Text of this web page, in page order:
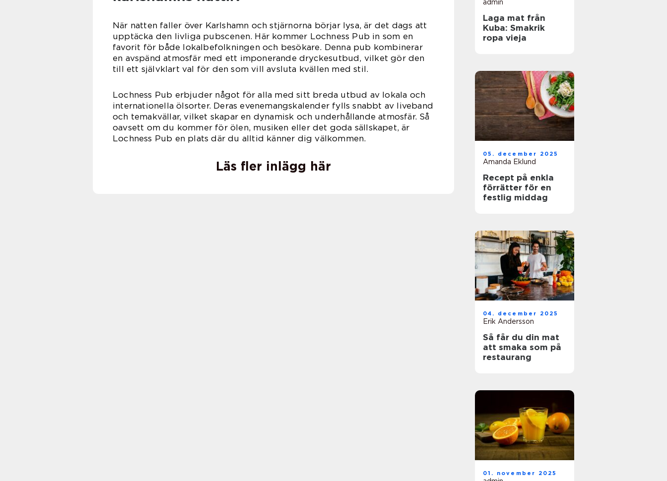
När natten faller över Karlshamn och stjärnorna börjar lysa, är det dags att
upptäcka den livliga pubscenen. Här kommer Lochness Pub in som en
favorit för både lokalbefolkningen och besökare. Denna pub kombinerar
en avspänd atmosfär med ett imponerande dryckesutbud, vilket gör den
till ett självklart val för den som vill avsluta kvällen med stil.
Lochness Pub erbjuder något för alla med sitt breda utbud av lokala och
internationella ölsorter. Deras evenemangskalender fylls snabbt av liveband
och temakvällar, vilket skapar en dynamisk och underhållande atmosfär. Så
oavsett om du kommer för ölen, musiken eller det goda sällskapet, är
Lochness Pub en plats där du alltid känner dig välkommen.
Läs fler inlägg här
admin
Laga mat från
Kuba: Smakrik
ropa vieja
05. december 2025
Amanda Eklund
Recept på enkla
förrätter för en
festlig middag
04. december 2025
Erik Andersson
Så får du din mat
att smaka som på
restaurang
01. november 2025